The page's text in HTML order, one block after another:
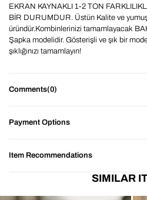
EKRAN KAYNAKLI 1-2 TON
BİR DURUMDUR. Üstün Kalite ve
üründür.Kombinlerinizi tamamlayacak
Şapka modelidir. Gösterişli ve şık bir
şıklığınızı tamamlayın!
Comments(0)
Payment Options
Item Recommendations
SIMILAR